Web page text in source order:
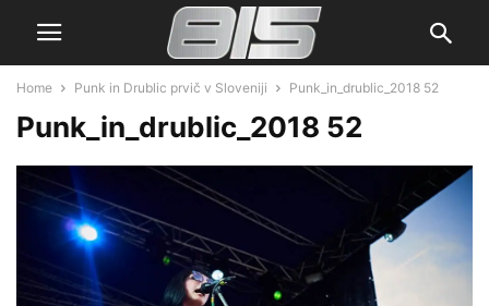
Home Punk in Drublic prvič v Sloveniji Punk_in_drublic_2018 52
Punk_in_drublic_2018 52